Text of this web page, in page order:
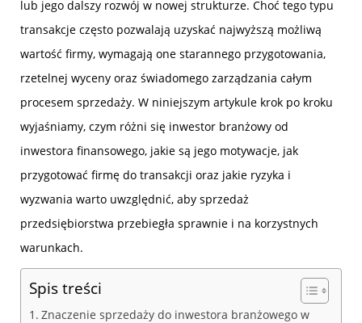
lub jego dalszy rozwój w nowej strukturze. Choć tego typu
transakcje często pozwalają uzyskać najwyższą możliwą
wartość firmy, wymagają one starannego przygotowania,
rzetelnej wyceny oraz świadomego zarządzania całym
procesem sprzedaży. W niniejszym artykule krok po kroku
wyjaśniamy, czym różni się inwestor branżowy od
inwestora finansowego, jakie są jego motywacje, jak
przygotować firmę do transakcji oraz jakie ryzyka i
wyzwania warto uwzględnić, aby sprzedaż
przedsiębiorstwa przebiegła sprawnie i na korzystnych
warunkach.
Spis treści
Znaczenie sprzedaży do inwestora branżowego w